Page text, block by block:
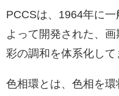
PCCSは、1964年に
よって開発された、
彩の調和を体系化して
色相環とは、色相を